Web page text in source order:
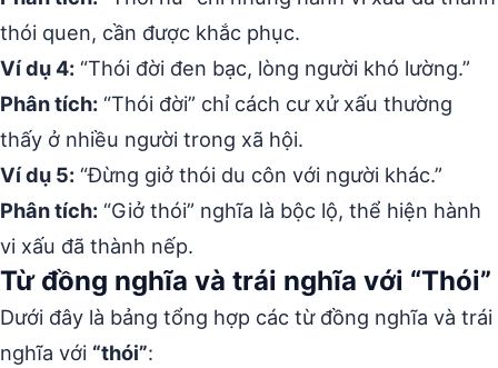
thói quen, cần được khắc phục.
Ví dụ 4: “Thói đời đen bạc, lòng người khó lường.”
Phân tích: “Thói đời” chỉ cách cư xử xấu thường
thấy ở nhiều người trong xã hội.
Ví dụ 5: “Đừng giở thói du côn với người khác.”
Phân tích: “Giở thói” nghĩa là bộc lộ, thể hiện hành
vi xấu đã thành nếp.
Từ đồng nghĩa và trái nghĩa với “Thói”
Dưới đây là bảng tổng hợp các từ đồng nghĩa và trái
nghĩa với “thói”: